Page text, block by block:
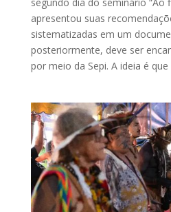
apresentou suas
sistematizadas em um
posteriormente, deve ser
por meio da Sepi. A ideia é que